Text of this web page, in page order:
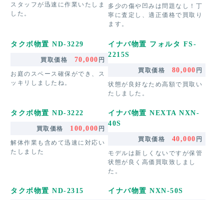
スタッフが迅速に作業いたしま
した。
多少の傷や凹みは問題なし！丁
寧に査定し、適正価格で買取り
ます。
タクボ物置 ND-3229
買取価格 70,000 円
お庭のスペース確保ができ、ス
ッキリしましたね。
イナバ物置 フォルタ FS-
2215S
買取価格 80,000 円
状態が良好なため高額で買取い
たしました。
タクボ物置 ND-3222
買取価格 100,000 円
解体作業も含めて迅速に対応い
たしました
イナバ物置 NEXTA NXN-
40S
買取価格 40,000 円
モデルは新しくないですが保管
状態が良く高価買取致しまし
た。
タクボ物置 ND-2315 イナバ物置 NXN-50S